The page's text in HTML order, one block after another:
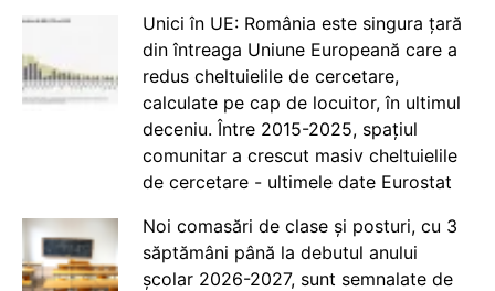
Unici în UE: România este singura țară
din întreaga Uniune Europeană care a
redus cheltuielile de cercetare,
calculate pe cap de locuitor, în ultimul
deceniu. Între 2015-2025, spațiul
comunitar a crescut masiv cheltuielile
de cercetare - ultimele date Eurostat
Noi comasări de clase și posturi, cu 3
săptămâni până la debutul anului
școlar 2026-2027, sunt semnalate de